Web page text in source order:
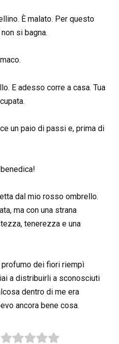
È malato. Per questo
si bagna.
E adesso corre a casa. Tua
un paio di passi e, prima di
dal mio rosso ombrello.
ma con una strana
tenerezza e una
dei fiori riempì
a distribuirli a sconosciuti
dentro di me era
ancora bene cosa.